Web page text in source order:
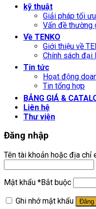
kỹ thuật
Giải pháp tối ưu
Vấn đề thường
Về TENKO
Giới thiệu về
Chính sách đại
Tin tức
Hoạt động
Tin tổng hợp
BẢNG GIÁ &
Liên hệ
Thư viện
Đăng nhập
Tên tài khoản hoặc địa chỉ
Mật khẩu *Bắt buộc
Ghi nhớ mật khẩu
Đăng